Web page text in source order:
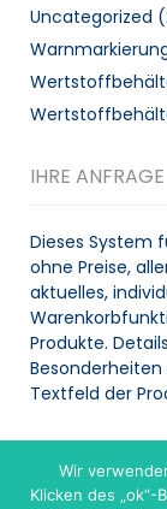
Uncategorized
IHRE ANFRAGE
Dieses System
ohne Preise,
aktuelles,
Produkte.
Textfeld der
WARENKORB
Wir
Klicken des